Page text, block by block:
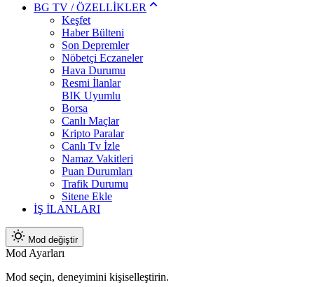
BG TV / ÖZELLİKLER
Keşfet
Haber Bülteni
Son Depremler
Nöbetçi Eczaneler
Hava Durumu
Resmi İlanlar
BIK Uyumlu
Borsa
Canlı Maçlar
Kripto Paralar
Canlı Tv İzle
Namaz Vakitleri
Puan Durumları
Trafik Durumu
Sitene Ekle
İŞ İLANLARI
Mod değiştir
Mod Ayarları
Mod seçin, deneyimini kişiselleştirin.